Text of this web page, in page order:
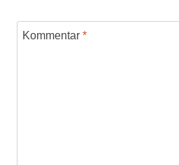
Kommentar *